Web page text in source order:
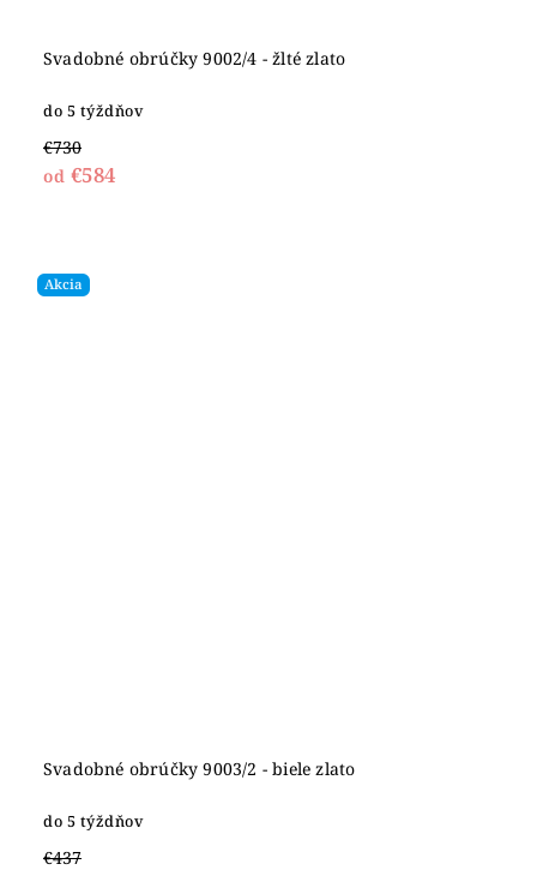
Svadobné obrúčky 9002/4 - žlté zlato
do 5 týždňov
€730
od €584
Akcia
Svadobné obrúčky 9003/2 - biele zlato
do 5 týždňov
€437